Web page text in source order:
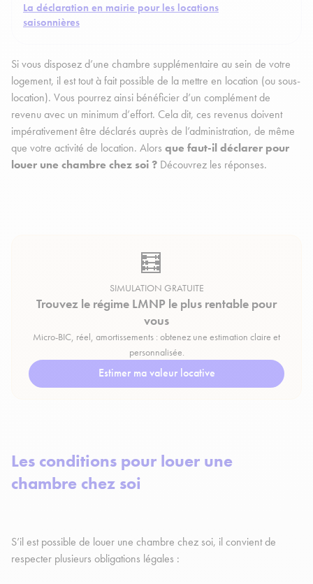
La déclaration en mairie pour les locations
saisonnières
Si vous disposez d’une chambre supplémentaire au sein de votre
logement, il est tout à fait possible de la mettre en location (ou sous-
location). Vous pourrez ainsi bénéficier d’un complément de
revenu avec un minimum d’effort. Cela dit, ces revenus doivent
impérativement être déclarés auprès de l’administration, de même
que votre activité de location. Alors que faut-il déclarer pour
louer une chambre chez soi ? Découvrez les réponses.
🧮
SIMULATION GRATUITE
Trouvez le régime LMNP le plus rentable pour
vous
Micro-BIC, réel, amortissements : obtenez une estimation claire et
personnalisée.
Estimer ma valeur locative
Les conditions pour louer une
chambre chez soi
S’il est possible de louer une chambre chez soi, il convient de
respecter plusieurs obligations légales :